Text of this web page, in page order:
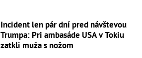
Incident len pár dní pred návštevou
Trumpa: Pri ambasáde USA v Tokiu
zatkli muža s nožom